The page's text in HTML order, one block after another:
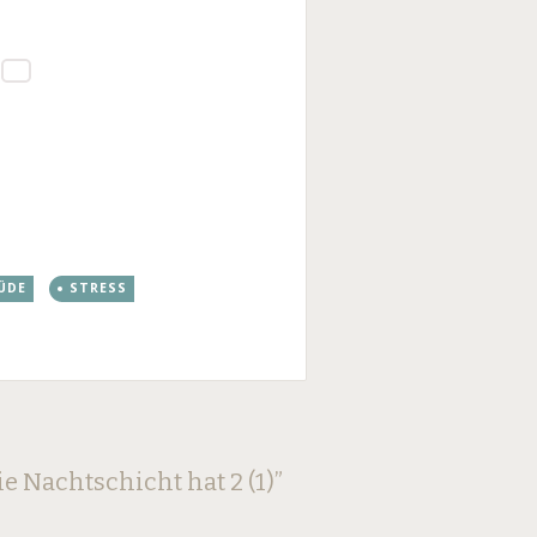
STRESS
Nachtschicht hat 2 (1)”